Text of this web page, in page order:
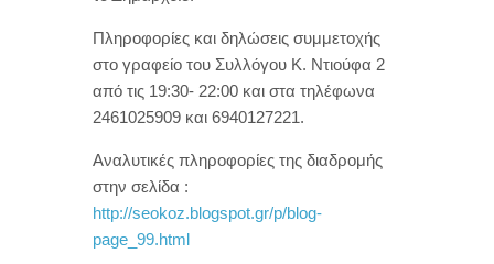
Πληροφορίες και δηλώσεις συμμετοχής
στo γραφείo του Συλλόγου Κ. Ντιούφα 2
από τις 19:30- 22:00 και στα τηλέφωνα
2461025909 και 6940127221.
Αναλυτικές πληροφορίες της διαδρομής
στην σελίδα :
http://seokoz.blogspot.gr/p/blog-
page_99.html